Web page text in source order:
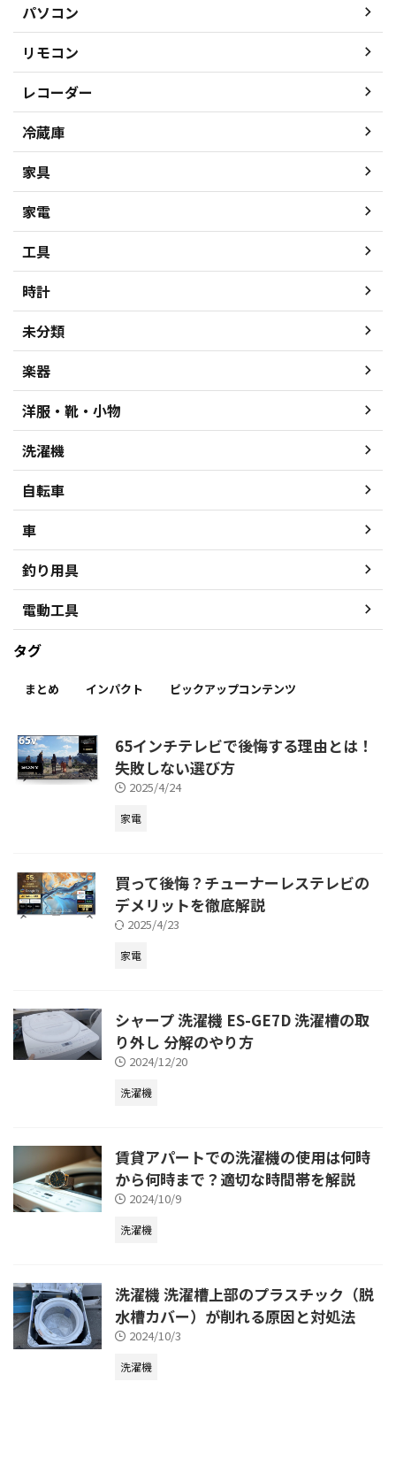
パソコン
リモコン
レコーダー
冷蔵庫
家具
家電
工具
時計
未分類
楽器
洋服・靴・小物
洗濯機
自転車
車
釣り用具
電動工具
タグ
まとめ インパクト ピックアップコンテンツ
65インチテレビで後悔する理由とは！
失敗しない選び方
2025/4/24
家電
買って後悔？チューナーレステレビの
デメリットを徹底解説
2025/4/23
家電
シャープ 洗濯機 ES-GE7D 洗濯槽の取
り外し 分解のやり方
2024/12/20
洗濯機
賃貸アパートでの洗濯機の使用は何時
から何時まで？適切な時間帯を解説
2024/10/9
洗濯機
洗濯機 洗濯槽上部のプラスチック（脱
水槽カバー）が削れる原因と対処法
2024/10/3
洗濯機